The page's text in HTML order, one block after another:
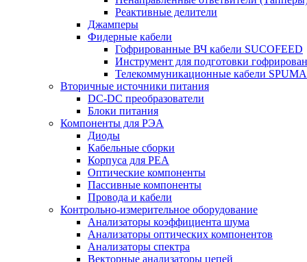
Реактивные делители
Джамперы
Фидерные кабели
Гофрированные ВЧ кабели SUCOFEED
Инструмент для подготовки
Телекоммуникационные кабели SPUMA
Вторичные источники питания
DC-DC преобразователи
Блоки питания
Компоненты для РЭА
Диоды
Кабельные сборки
Корпуса для РЕА
Оптические компоненты
Пассивные компоненты
Провода и кабели
Контрольно-измерительное оборудование
Анализаторы коэффициента шума
Анализаторы оптических компонентов
Анализаторы спектра
Векторные анализаторы цепей